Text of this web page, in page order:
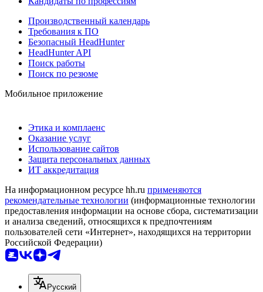
Производственный календарь
Требования к ПО
Безопасный HeadHunter
HeadHunter API
Поиск работы
Поиск по резюме
Мобильное приложение
Этика и комплаенс
Оказание услуг
Использование сайтов
Защита персональных данных
ИТ аккредитация
На информационном ресурсе hh.ru применяются
рекомендательные технологии (информационные технологии
предоставления информации на основе сбора, систематизации
и анализа сведений, относящихся к предпочтениям
пользователей сети «Интернет», находящихся на территории
Российской Федерации)
Русский